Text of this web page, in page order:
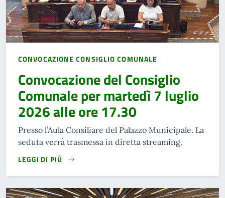
CONVOCAZIONE CONSIGLIO COMUNALE
Convocazione del Consiglio
Comunale per martedì 7 luglio
2026 alle ore 17.30
Presso l’Aula Consiliare del Palazzo Municipale. La
seduta verrà trasmessa in diretta streaming.
LEGGI DI PIÙ